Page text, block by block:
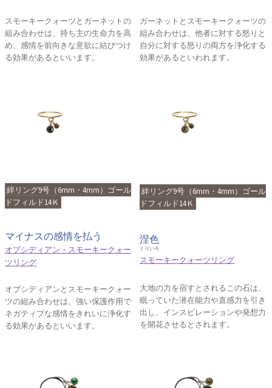
スモーキークォーツとガーネットの
組み合わせは、持ち主の生命力を高
め、感情を前向きな意欲に結びつけ
る効果があるといいます。
ガーネットとスモーキークォーツの
組み合わせは、他者に対する怒りと
自分に対する怒りの両方を浄化する
効果があるといわれます。
絆リング9号（6mm・4mm）ゴール
ドフィルド14Ｋ
マイナスの感情を払う
オブシディアン・スモーキークォー
ツリング
オブシディアンとスモーキークォー
ツの組み合わせは、強い保護作用で
ネガティブな感情をきれいに浄化す
る効果があるといいます。
絆リング9号（6mm・4mm）ゴール
ドフィルド14Ｋ
涅色
くりいろ
スモーキークォーツリング
大地の力を宿すとされるこの石は、
眠っていた潜在能力や直感力を引き
出し、インスピレーションや発想力
を開花させるとされます。